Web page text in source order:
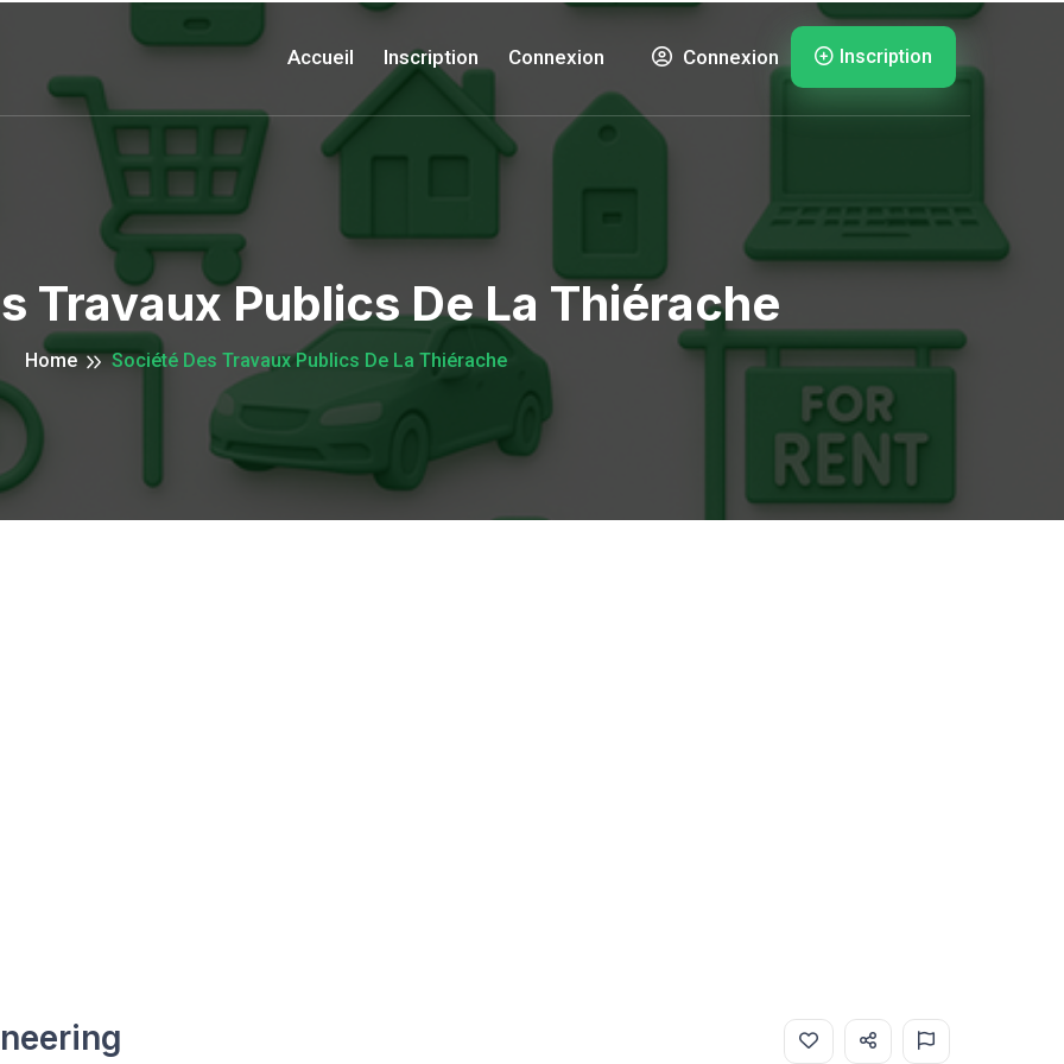
Accueil Inscription Connexion Connexion Inscription
Travaux Publics De La Thiérache
Home Société Des Travaux Publics De La Thiérache